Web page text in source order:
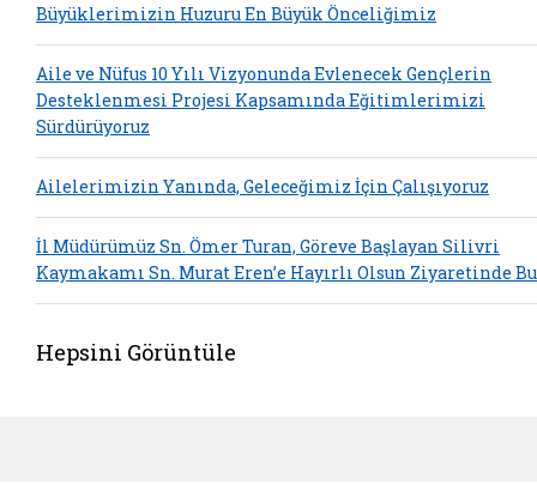
Büyüklerimizin Huzuru En Büyük Önceliğimiz
Aile ve Nüfus 10 Yılı Vizyonunda Evlenecek Gençlerin
Desteklenmesi Projesi Kapsamında Eğitimlerimizi
Sürdürüyoruz
Ailelerimizin Yanında, Geleceğimiz İçin Çalışıyoruz
İl Müdürümüz Sn. Ömer Turan, Göreve Başlayan Silivri
Kaymakamı Sn. Murat Eren’e Hayırlı Olsun Ziyaretinde
Hepsini Görüntüle